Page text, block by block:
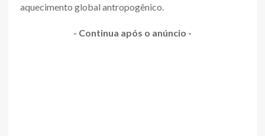
aquecimento global antropogênico.
- Continua após o anúncio -